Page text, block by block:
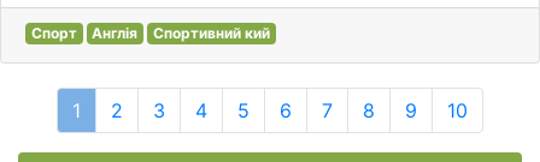
Спорт Англія Спортивний кий
1 2 3 4 5 6 7 8 9 10